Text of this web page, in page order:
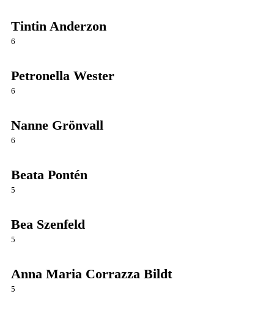
Tintin Anderzon
6
Petronella Wester
6
Nanne Grönvall
6
Beata Pontén
5
Bea Szenfeld
5
Anna Maria Corrazza Bildt
5